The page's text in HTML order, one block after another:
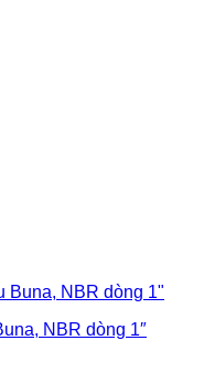
NBR dòng 1″